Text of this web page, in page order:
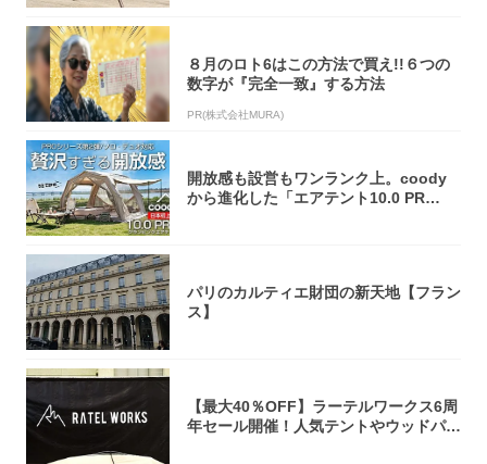
８月のロト6はこの方法で買え!!６つの
数字が『完全一致』する方法
PR(株式会社MURA)
開放感も設営もワンランク上。coody
から進化した「エアテント10.0 PR
パリのカルティエ財団の新天地【フラン
ス】
【最大40％OFF】ラーテルワークス6周
年セール開催！人気テントやウッドパネ